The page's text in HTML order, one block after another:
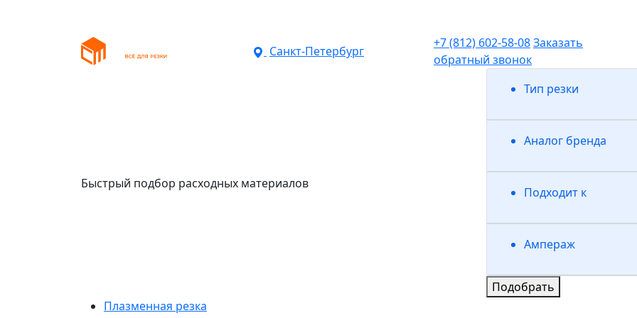
Санкт-Петербург
+7 (812) 602-58-08Заказать
обратный звонок
Быстрый подбор расходных материалов
Тип резки
Аналог бренда
Подходит к
Ампераж
Подобрать
Плазменная резка